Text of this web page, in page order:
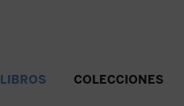
LIBROS COLECCIONES